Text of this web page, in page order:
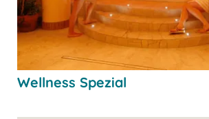
Wellness Spezial